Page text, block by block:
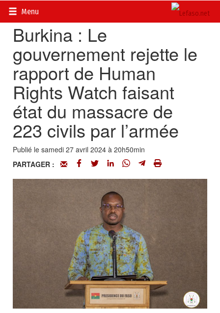
Menu
Accueil>
Burkina : Le
gouvernement rejette le
rapport de Human
Rights Watch faisant
état du massacre de
223 civils par l’armée
Publié le samedi 27 avril 2024 à 20h50min
PARTAGER :